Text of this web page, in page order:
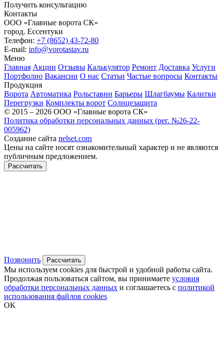
Получить консультацию
Контакты
ООО «Главные ворота СК»
город. Ессентуки
Телефон: +7 (8652) 43-72-80
E-mail: info@vorotastav.ru
Меню
Главная Акции Отзывы Калькулятор Ремонт Доставка Услуги
Портфолио Вакансии О нас Статьи Частые вопросы Контакты
Продукция
Ворота Автоматика Рольставни Барьеры Шлагбаумы Калитки
Перегрузки Комплекты ворот Солнцезащита
© 2015 – 2026 ООО «Главные ворота СК»
Политика обработки персональных данных (рег. №26-22-
005962)
Создание сайта nelset.com
Цены на сайте носят ознакомительный характер и не являются
публичным предложением.
Рассчитать
Позвонить Рассчитать
Мы используем cookies для быстрой и удобной работы сайта.
Продолжая пользоваться сайтом, вы принимаете условия
обработки персональных данных и соглашаетесь с политикой
использования файлов cookies
OK